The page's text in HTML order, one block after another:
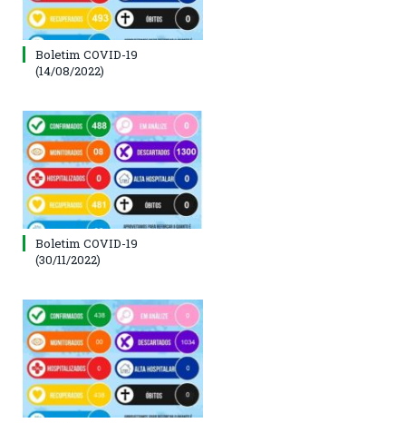
Boletim COVID-19
(14/08/2022)
Boletim COVID-19
(30/11/2022)